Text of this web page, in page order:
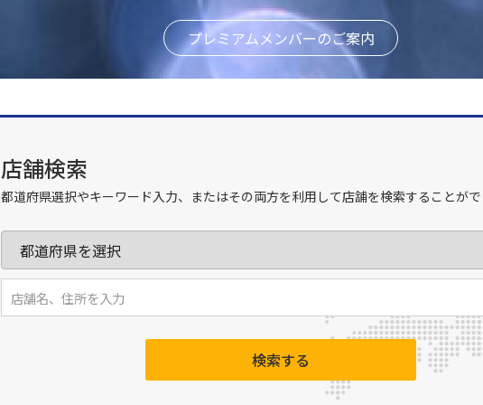
プレミアムメンバーのご案内
店舗検索
都道府県選択やキーワード入力、またはその両方を利用して店舗を検索することが
検索する